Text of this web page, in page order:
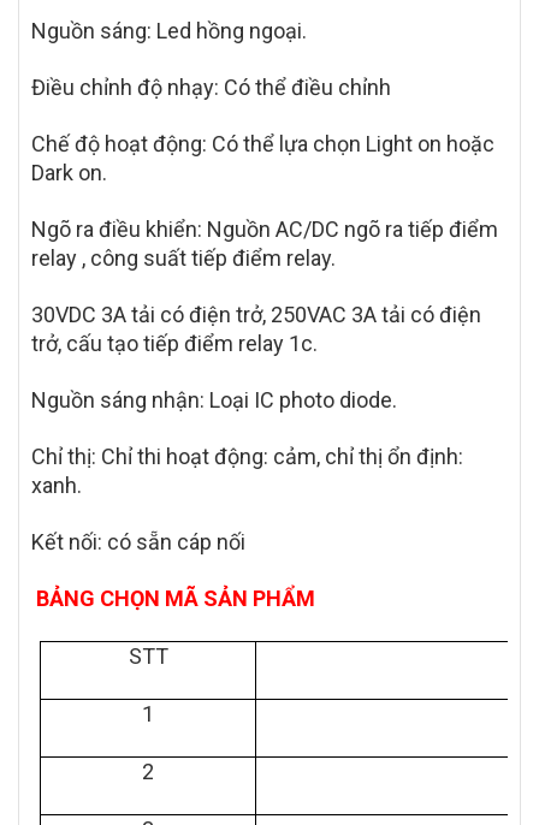
Nguồn sáng: Led hồng ngoại.
Điều chỉnh độ nhạy: Có thể điều chỉnh
Chế độ hoạt động: Có thể lựa chọn Light on hoặc
Dark on.
Ngõ ra điều khiển: Nguồn AC/DC ngõ ra tiếp điểm
relay , công suất tiếp điểm relay.
30VDC 3A tải có điện trở, 250VAC 3A tải có điện
trở, cấu tạo tiếp điểm relay 1c.
Nguồn sáng nhận: Loại IC photo diode.
Chỉ thị: Chỉ thi hoạt động: cảm, chỉ thị ổn định:
xanh.
Kết nối: có sẵn cáp nối
BẢNG CHỌN MÃ SẢN PHẨM
STT
1
2